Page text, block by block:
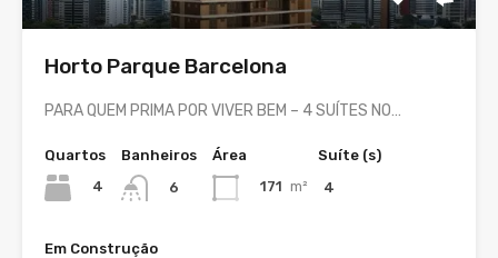
Horto Parque Barcelona
PARA QUEM PRIMA POR VIVER BEM – 4 SUÍTES NO…
Quartos
4
Banheiros
6
Área
171 m²
Suíte (s)
4
Em Construção